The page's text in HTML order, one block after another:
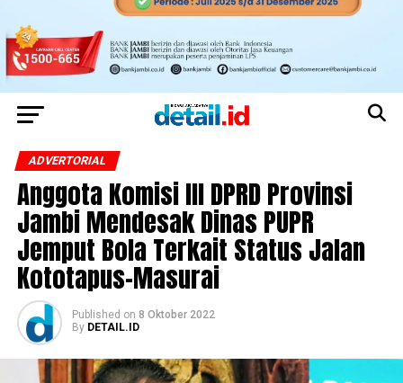
ADVERTORIAL
Anggota Komisi III DPRD Provinsi
Jambi Mendesak Dinas PUPR
Jemput Bola Terkait Status Jalan
Kototapus-Masurai
Published on 8 Oktober 2022
By DETAIL.ID